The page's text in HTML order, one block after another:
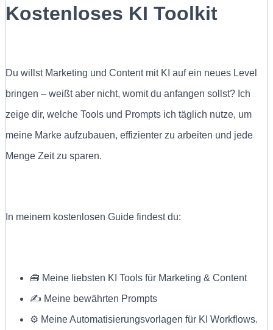
Kostenloses KI Toolkit
Du willst Marketing und Content mit KI auf ein neues Level
bringen – weißt aber nicht, womit du anfangen sollst? Ich
zeige dir, welche Tools und Prompts ich täglich nutze, um
meine Marke aufzubauen, effizienter zu arbeiten und jede
Menge Zeit zu sparen.
In meinem kostenlosen Guide findest du:
🧰 Meine liebsten KI Tools für Marketing & Content
✍ Meine bewährten Prompts
⚙️ Meine Automatisierungsvorlagen für KI Workflows.